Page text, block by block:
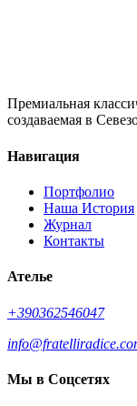
Премиальная
создаваемая в
Навигация
Портфолио
Наша История
Журнал
Контакты
Ателье
+390362546047
Мы в Соцсетях